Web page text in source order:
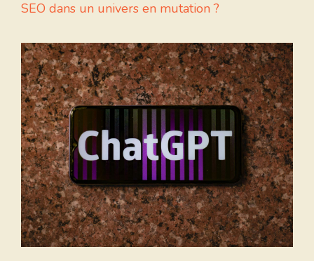
SEO dans un univers en mutation ?